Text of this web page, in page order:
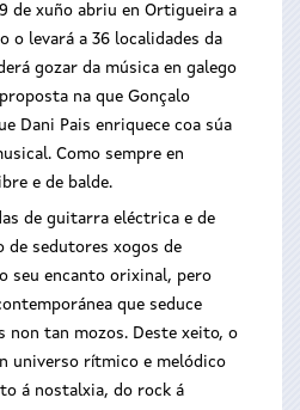
de xuño abriu en Ortigueira a
o levará a 36 localidades da
gozar da música en galego
na que Gonçalo
Dani Pais enriquece coa súa
Como sempre en
e de balde.
de guitarra eléctrica e de
de sedutores xogos de
seu encanto orixinal, pero
que seduce
non tan mozos. Deste xeito, o
universo rítmico e melódico
á nostalxia, do rock á